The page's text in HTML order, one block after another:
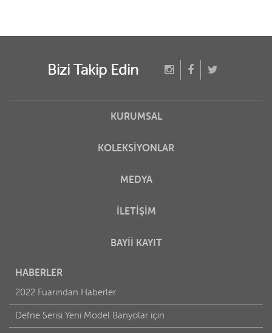
Bizi Takip Edin
KURUMSAL
KOLEKSİYONLAR
MEDYA
İLETİŞİM
BAYİİ KAYIT
HABERLER
2022 Fuarından Haberler
Defne Serisi Yeni Model Banyolar için